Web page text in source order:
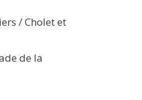
/ Cholet et
de la